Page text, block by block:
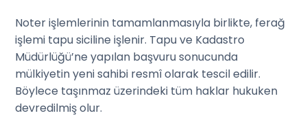
Noter işlemlerinin tamamlanmasıyla birlikte, ferağ
işlemi tapu siciline işlenir. Tapu ve Kadastro
Müdürlüğü’ne yapılan başvuru sonucunda
mülkiyetin yeni sahibi resmî olarak tescil edilir.
Böylece taşınmaz üzerindeki tüm haklar hukuken
devredilmiş olur.